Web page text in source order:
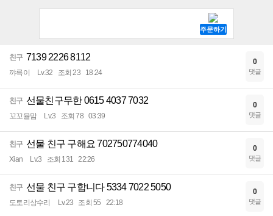
친구 7139 2226 8112
꺄륵이 Lv.32 조회 23 18:24
0
댓글
친구 선물친구무한 0615 4037 7032
꼬꼬율맘 Lv.3 조회 78 03:39
0
댓글
친구 선물 친구 구해요 702750774040
Xian Lv.3 조회 131 22:26
0
댓글
친구 선물 친구 구합니다 5334 7022 5050
도토리상수리 Lv.23 조회 55 22:18
0
댓글